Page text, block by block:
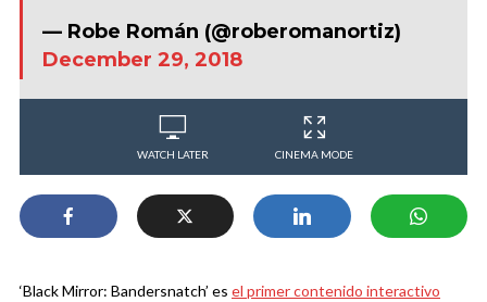
— Robe Román (@roberomanortiz)
December 29, 2018
WATCH LATER CINEMA MODE
‘Black Mirror: Bandersnatch’ es el primer contenido interactivo